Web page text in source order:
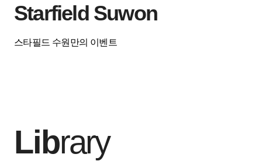
Starfield Suwon
스타필드 수원만의 이벤트
Library